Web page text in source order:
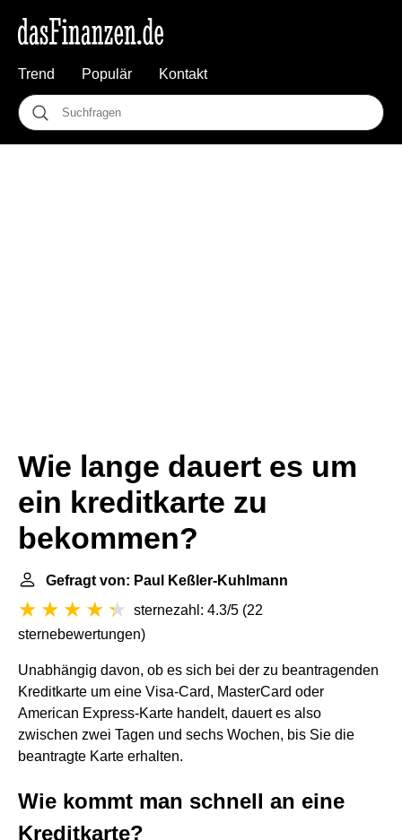
Trend Populär Kontakt
Wie lange dauert es um
ein kreditkarte zu
bekommen?
Gefragt von: Paul Keßler-Kuhlmann
sternezahl: 4.3/5 (22
sternebewertungen)
Unabhängig davon, ob es sich bei der zu beantragenden
Kreditkarte um eine Visa-Card, MasterCard oder
American Express-Karte handelt, dauert es also
zwischen zwei Tagen und sechs Wochen, bis Sie die
beantragte Karte erhalten.
Wie kommt man schnell an eine
Kreditkarte?